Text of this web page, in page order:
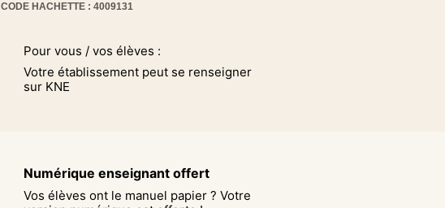
CODE HACHETTE : 4009131
Pour vous / vos élèves :
Votre établissement peut se renseigner
sur KNE
Numérique enseignant offert
Vos élèves ont le manuel papier ? Votre